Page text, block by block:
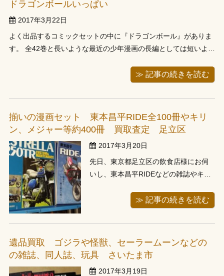
連グッズや鉄道関連書籍、雑誌、漫画
ドラゴンボールいっぱい
2017年3月22日
よく出品するコミックセットの中に『ドラゴンボール』がありま
す。 全42巻と長いような最近の少年漫画の長編としては短いよう
ます。 でも、作品自体古いせいかちょっと劣化が激しいのがある
≫ 記事の続きを読む
揃いの漫画セット 東本昌平RIDE全100冊やキリ
ン、メジャー等約400冊 買取査定 足立区
2017年3月20日
先日、東京都足立区の飲食店様にお伺
いし、東本昌平RIDEなどの雑誌やキリ
ました。ここ最近足立区のお客様から
店事務所倉庫から近く大変ありがたい
です。お電話でお問い合わせ頂き、即
日出張でお伺いしました。査定をしな
がら...
≫ 記事の続きを読む
遺品買取 ゴジラや怪獣、セーラームーンなどの
の雑誌、同人誌、玩具 さいたま市
2017年3月19日